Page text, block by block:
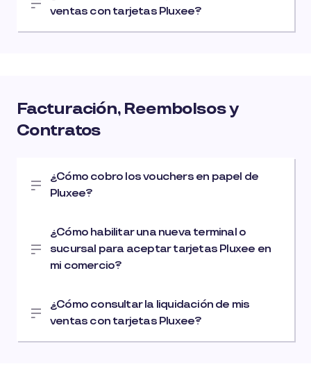
ventas con tarjetas Pluxee?
Facturación, Reembolsos y
Contratos
¿Cómo cobro los vouchers en papel de
Pluxee?
¿Cómo habilitar una nueva terminal o
sucursal para aceptar tarjetas Pluxee en
mi comercio?
¿Cómo consultar la liquidación de mis
ventas con tarjetas Pluxee?